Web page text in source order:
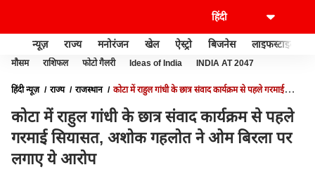
न्यूज़ राज्य मनोरंजन खेल ऐस्ट्रो बिजनेस लाइफस्टाइल
मौसम राशिफल फोटो गैलरी Ideas of India INDIA AT 2047
हिंदी न्यूज़ राज्य राजस्थान
कोटा में राहुल गांधी के छात्र संवाद कार्यक्रम से पहले गरमाई
कोटा में राहुल गांधी के छात्र संवाद कार्यक्रम से पहले
गरमाई सियासत, अशोक गहलोत ने ओम बिरला पर
लगाए ये आरोप